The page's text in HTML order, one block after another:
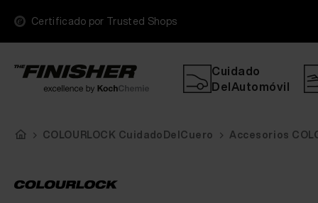
Certificado por Trusted Shops
Cuidado
DelAutomóvil
COLOURLOCK CuidadoDelCuero Accesorios